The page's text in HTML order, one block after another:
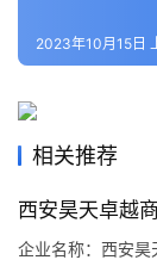
地
生
旅
城
市
2023年10月15日
相关推荐
西安昊天卓越
企业名称：西安昊